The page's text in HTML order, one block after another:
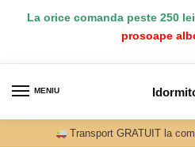
La orice comanda peste 250
prosoape
MENIU
Transport GRATUIT la